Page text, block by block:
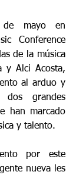
Conference
de la música
y Alci Acosta,
al arduo y
dos grandes
han marcado
y talento.
por este
nueva les